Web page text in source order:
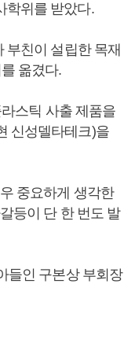
학위를 받았다.
부친이 설립한 목재
옮겼다.
스틱 사출 제품을
신성델타테크)을
중요하게 생각한
등이 단 한 번도 발
들인 구본상 부회장